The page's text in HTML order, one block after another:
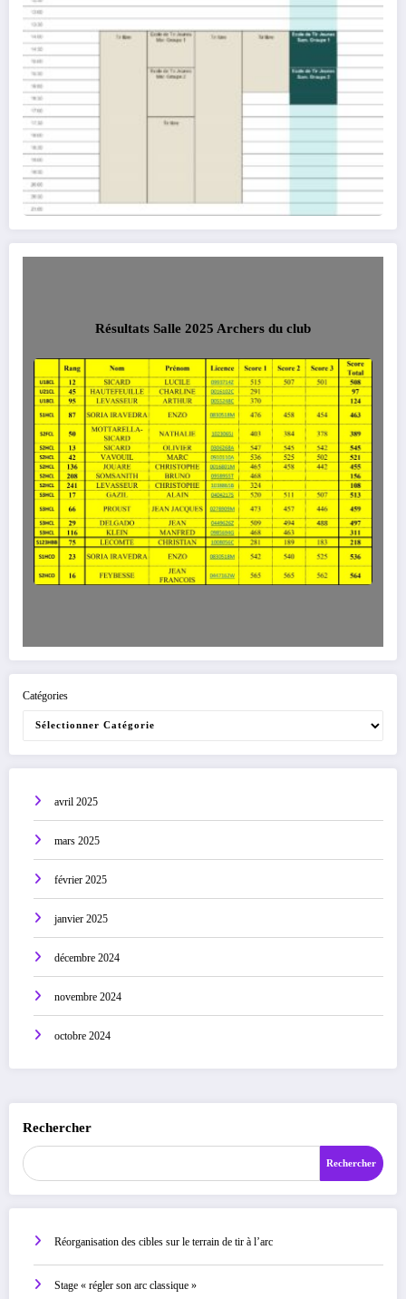
Résultats Salle 2025 Archers du club
Catégories
avril 2025
mars 2025
février 2025
janvier 2025
décembre 2024
novembre 2024
octobre 2024
Rechercher
Rechercher
Réorganisation des cibles sur le terrain de tir à l’arc
Stage « régler son arc classique »